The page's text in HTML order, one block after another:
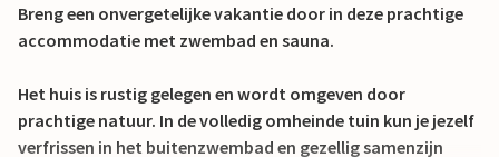
Breng een onvergetelijke vakantie door in deze prachtige
accommodatie met zwembad en sauna.
Het huis is rustig gelegen en wordt omgeven door
prachtige natuur. In de volledig omheinde tuin kun je jezelf
verfrissen in het buitenzwembad en gezellig samenzijn